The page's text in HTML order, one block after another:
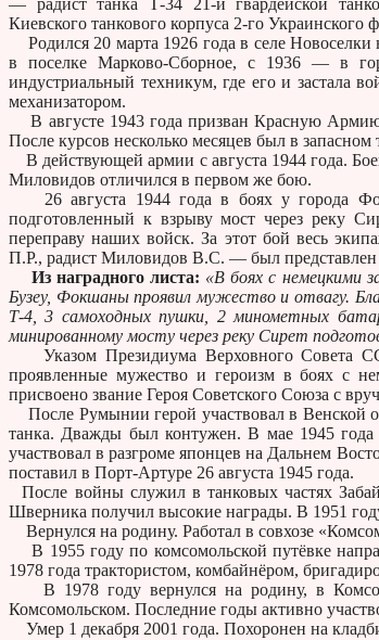
— радист танка Т-34 21-й гвардейской
Киевского танкового корпуса 2-го Украинского
Родился 20 марта 1926 года в селе
в поселке Марково-Сборное, с 1936 — в
индустриальный техникум, где его и застала
механизатором.
В августе 1943 года призван Красную
После курсов несколько месяцев был в
В действующей армии с августа 1944 года.
Миловидов отличился в первом же бою.
26 августа 1944 года в боях у города
подготовленный к взрыву мост через реку
переправу наших войск. За этот бой весь
П.Р., радист Миловидов В.С. — был представлен
Из наградного листа: «В боях с немецкими
Бузеу, Фокшаны проявил мужество и отвагу.
Т-4, 3 самоходных пушки, 2 минометных
минированному мосту через реку Сирет
Указом Президиума Верховного Совета
проявленные мужество и героизм в боях с
присвоено звание Героя Советского Союза с
После Румынии герой участвовал в Венской
танка. Дважды был контужен. В мае 1945 года
участвовал в разгроме японцев на Дальнем
поставил в Порт-Артуре 26 августа 1945 года.
После войны служил в танковых частях
Шверника получил высокие награды. В 1951
Вернулся на родину. Работал в совхозе
В 1955 году по комсомольской путёвке
1978 года трактористом, комбайнёром,
В 1978 году вернулся на родину, в
Комсомольском. Последние годы активно
Умер 1 декабря 2001 года. Похоронен на